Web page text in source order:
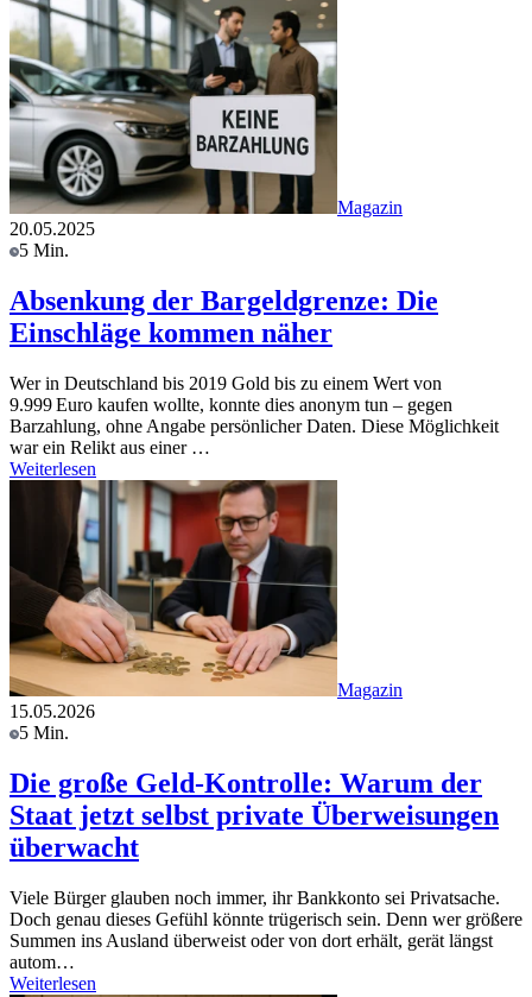
Magazin
20.05.2025
5 Min.
Absenkung der Bargeldgrenze: Die
Einschläge kommen näher
Wer in Deutschland bis 2019 Gold bis zu einem Wert von
9.999 Euro kaufen wollte, konnte dies anonym tun – gegen
Barzahlung, ohne Angabe persönlicher Daten. Diese Möglichkeit
war ein Relikt aus einer …
Weiterlesen
Magazin
15.05.2026
5 Min.
Die große Geld-Kontrolle: Warum der
Staat jetzt selbst private Überweisungen
überwacht
Viele Bürger glauben noch immer, ihr Bankkonto sei Privatsache.
Doch genau dieses Gefühl könnte trügerisch sein. Denn wer größere
Summen ins Ausland überweist oder von dort erhält, gerät längst
autom…
Weiterlesen